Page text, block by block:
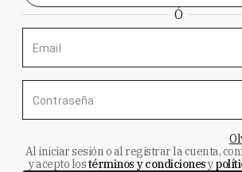
Ó
Email
Contraseña
Al iniciar sesión o al registrar la cuenta,
y acepto lostérminos y condicionesy